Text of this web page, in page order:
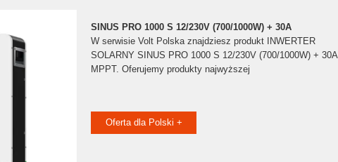
SINUS PRO 1000 S 12/230V (700/1000W) + 30A
W serwisie Volt Polska znajdziesz produkt INWERTER
SOLARNY SINUS PRO 1000 S 12/230V (700/1000W) + 30A
MPPT. Oferujemy produkty najwyższej
Oferta dla Polski +